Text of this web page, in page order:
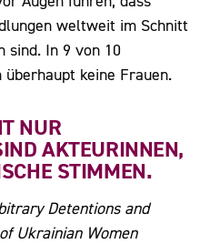
weltweit im Schnitt
sind. In 9 von 10
keine Frauen.
NUR
AKTEURINNEN,
STIMMEN.
Detentions and
Ukrainian Women